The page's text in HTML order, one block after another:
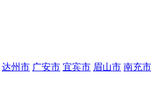
达州市 广安市 宜宾市 眉山市 南充市